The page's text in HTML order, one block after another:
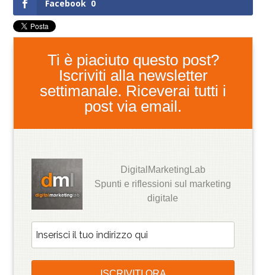
Facebook 0
Ti è piaciuto questo post?
Iscriviti alla newsletter
settimanale. Riceverai tutti i
post via email.
DigitalMarketingLab
Spunti e riflessioni sul marketing
digitale